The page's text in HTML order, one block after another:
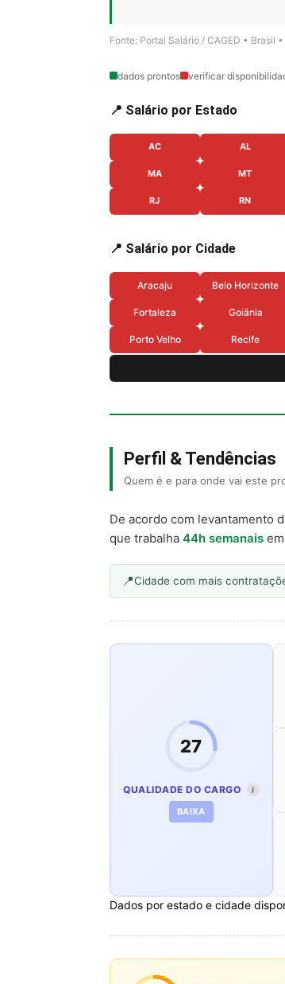
Fonte: Portal Salário / CAGED • Brasil
dados prontos verificar
📍 Salário por Estado
AC AL
MA MT
RJ RN
📍 Salário por Cidade
Aracaju Belo Horizonte
Fortaleza Goiânia
Porto Velho Recife
Perfil & Tendências
Quem é e para onde vai este
De acordo com levantamento
que trabalha 44h semanais
Cidade com mais
27
QUALIDADE DO CARGO I
BAIXA
Dados por estado e cidade